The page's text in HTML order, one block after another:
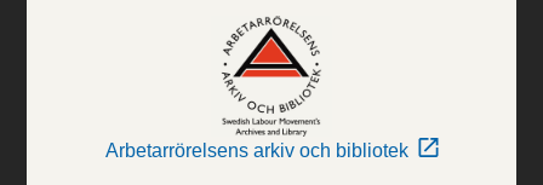
Arbetarrörelsens arkiv och bibliotek